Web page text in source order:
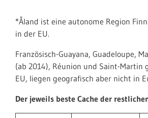
*Åland ist eine autonome Region
in der EU.
Französisch-Guayana, Guadeloupe,
(ab 2014), Réunion und Saint-Martin
EU, liegen geografisch aber nicht in
Der jeweils beste Cache der